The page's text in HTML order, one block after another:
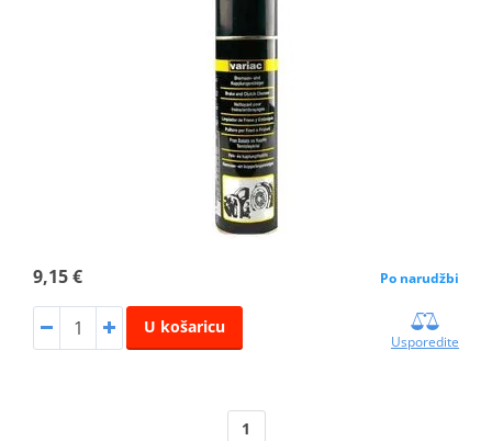
9,15 € Po narudžbi
U košaricu
Usporedite
1